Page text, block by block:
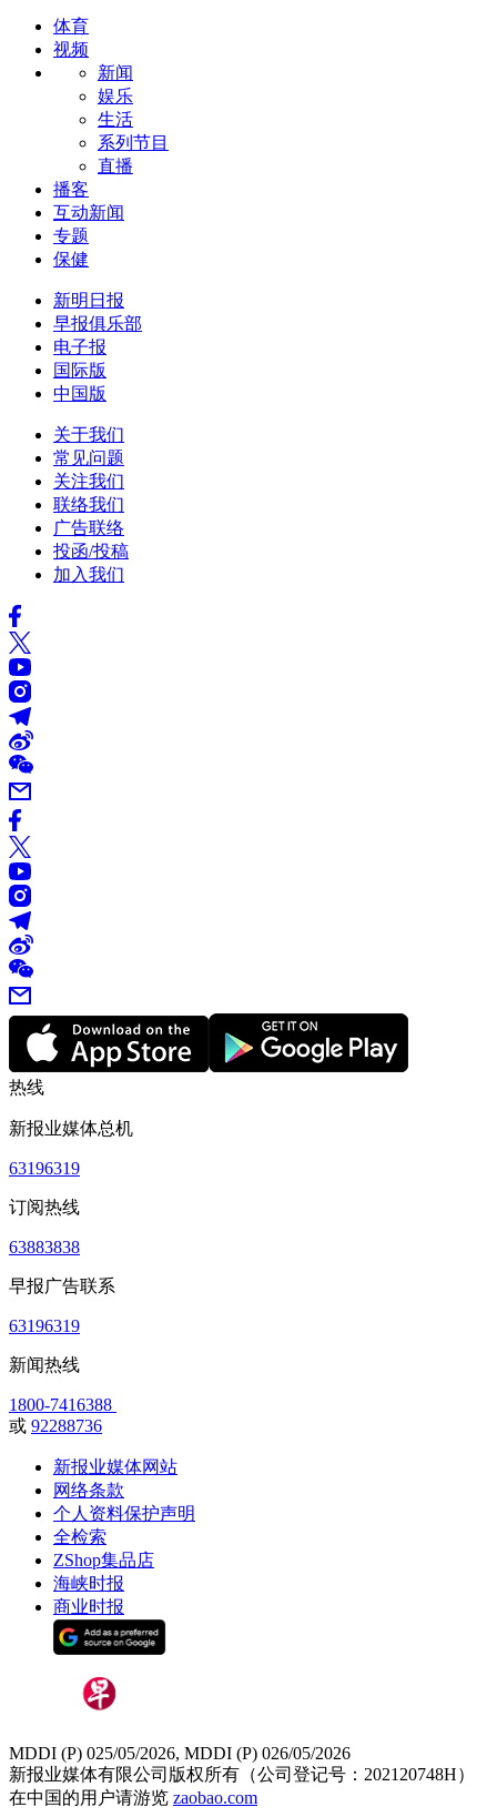
体育
视频
新闻
娱乐
生活
系列节目
直播
播客
互动新闻
专题
保健
新明日报
早报俱乐部
电子报
国际版
中国版
关于我们
常见问题
关注我们
联络我们
广告联络
投函/投稿
加入我们
热线
新报业媒体总机
63196319
订阅热线
63883838
早报广告联系
63196319
新闻热线
1800-7416388
或 92288736
新报业媒体网站
网络条款
个人资料保护声明
全检索
ZShop集品店
海峡时报
商业时报
MDDI (P) 025/05/2026, MDDI (P) 026/05/2026
新报业媒体有限公司版权所有（公司登记号：202120748H）
在中国的用户请游览 zaobao.com